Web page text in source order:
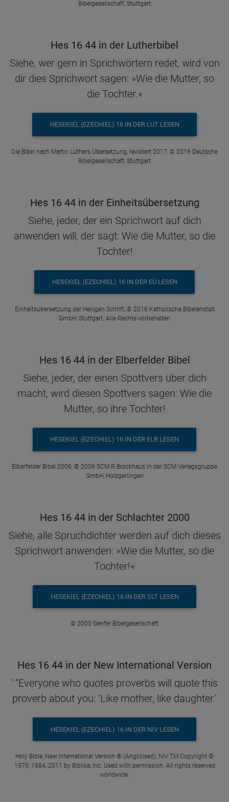
Bibelgesellschaft, Stuttgart
Hes 16 44 in der Lutherbibel
Siehe, wer gern in Sprichwörtern redet, wird von
dir dies Sprichwort sagen: »Wie die Mutter, so
die Tochter.«
HESEKIEL (EZECHIEL) 16 IN DER LUT LESEN
Die Bibel nach Martin Luthers Übersetzung, revidiert 2017, © 2016 Deutsche
Bibelgesellschaft, Stuttgart
Hes 16 44 in der Einheitsübersetzung
Siehe, jeder, der ein Sprichwort auf dich
anwenden will, der sagt: Wie die Mutter, so die
Tochter!
HESEKIEL (EZECHIEL) 16 IN DER EÜ LESEN
Einheitsübersetzung der Heiligen Schrift, © 2016 Katholische Bibelanstalt
GmbH, Stuttgart. Alle Rechte vorbehalten
Hes 16 44 in der Elberfelder Bibel
Siehe, jeder, der einen Spottvers über dich
macht, wird diesen Spottvers sagen: Wie die
Mutter, so ihre Tochter!
HESEKIEL (EZECHIEL) 16 IN DER ELB LESEN
Elberfelder Bibel 2006, © 2006 SCM R.Brockhaus in der SCM Verlagsgruppe
GmbH, Holzgerlingen
Hes 16 44 in der Schlachter 2000
Siehe, alle Spruchdichter werden auf dich dieses
Sprichwort anwenden: »Wie die Mutter, so die
Tochter!«
HESEKIEL (EZECHIEL) 16 IN DER SLT LESEN
© 2000 Genfer Bibelgesellschaft
Hes 16 44 in der New International Version
‘ “Everyone who quotes proverbs will quote this
proverb about you: ‘Like mother, like daughter.’
HESEKIEL (EZECHIEL) 16 IN DER NIV LESEN
Holy Bible, New International Version ® (Anglicised), NIV TM Copyright ©
1979, 1984, 2011 by Biblica, Inc. Used with permission. All rights reserved
worldwide.